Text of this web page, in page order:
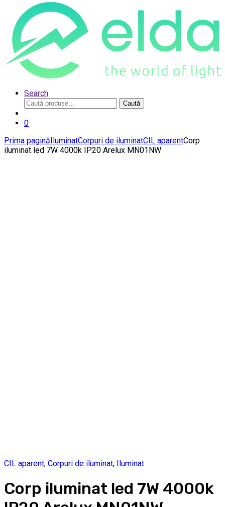
Search
Caută
după:
Caută
0
Prima paginăIluminatCorpuri de iluminatCIL aparentCorp
iluminat led 7W 4000k IP20 Arelux MN01NW
CIL aparent, Corpuri de iluminat, Iluminat
Corp iluminat led 7W 4000k